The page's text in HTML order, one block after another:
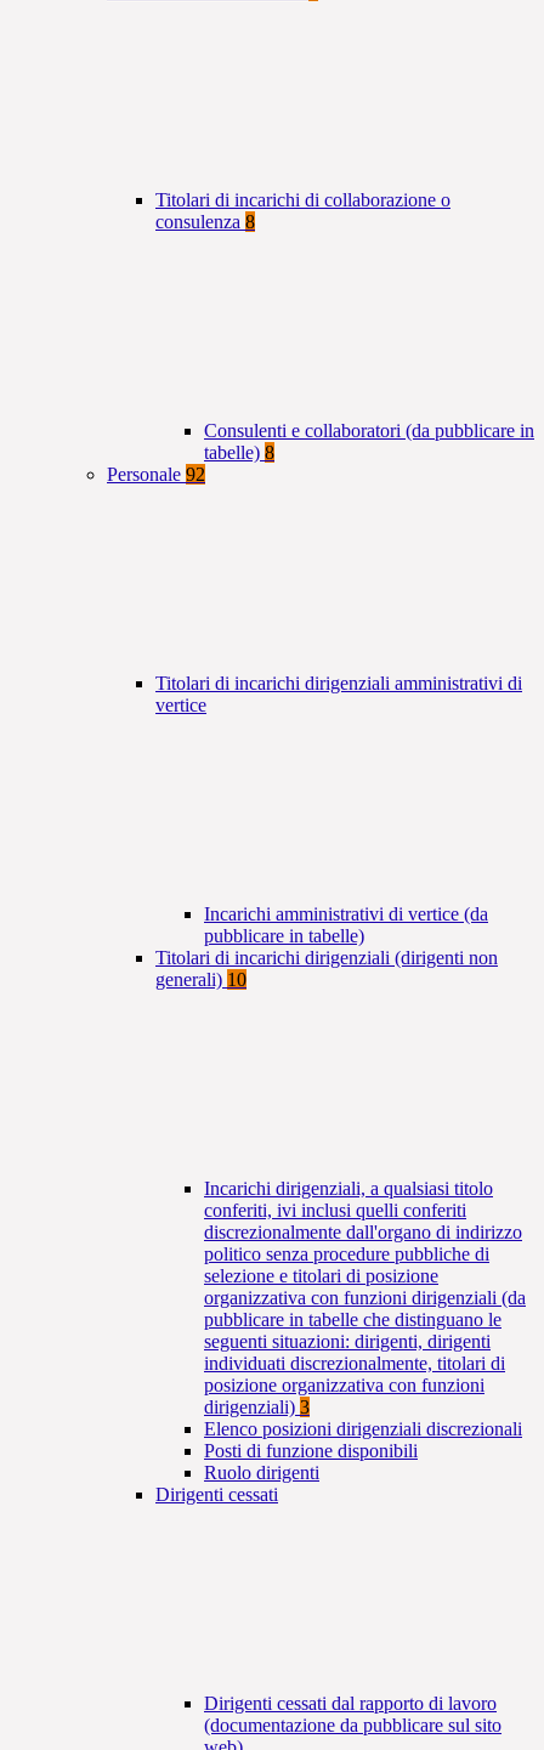
Titolari di incarichi di collaborazione o
consulenza 8
Consulenti e collaboratori (da pubblicare in
tabelle) 8
Personale 92
Titolari di incarichi dirigenziali amministrativi di
vertice
Incarichi amministrativi di vertice (da
pubblicare in tabelle)
Titolari di incarichi dirigenziali (dirigenti non
generali) 10
Incarichi dirigenziali, a qualsiasi titolo
conferiti, ivi inclusi quelli conferiti
discrezionalmente dall'organo di indirizzo
politico senza procedure pubbliche di
selezione e titolari di posizione
organizzativa con funzioni dirigenziali (da
pubblicare in tabelle che distinguano le
seguenti situazioni: dirigenti, dirigenti
individuati discrezionalmente, titolari di
posizione organizzativa con funzioni
dirigenziali) 3
Elenco posizioni dirigenziali discrezionali
Posti di funzione disponibili
Ruolo dirigenti
Dirigenti cessati
Dirigenti cessati dal rapporto di lavoro
(documentazione da pubblicare sul sito